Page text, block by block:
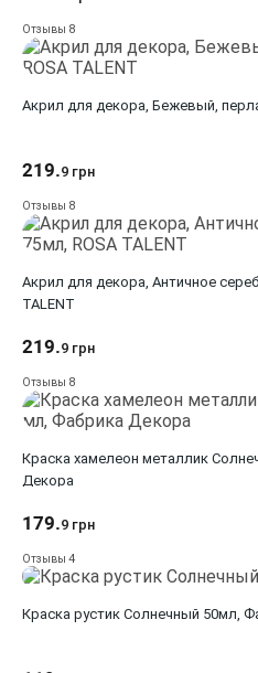
Отзывы 8
Акрил для декора, Бежевый,
219.9 грн
Отзывы 8
Акрил для декора, Античное
TALENT
219.9 грн
Отзывы 8
Краска хамелеон металлик
Декора
179.9 грн
Отзывы 4
Краска рустик Солнечный 50мл,